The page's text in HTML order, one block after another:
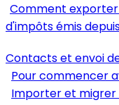
Comment
d'impôts émis
Contacts et envoi
Pour commencer
Importer et migrer